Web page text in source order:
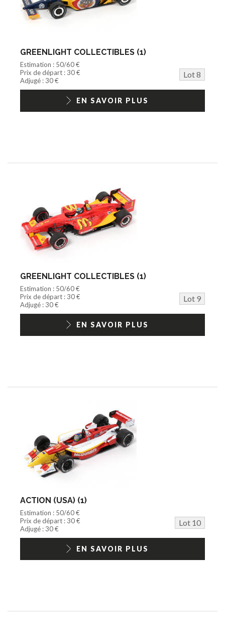
GREENLIGHT COLLECTIBLES (1)
Estimation : 50/60 €
Prix de départ : 30 €
Lot 8
Adjugé : 30 €
EN SAVOIR PLUS
GREENLIGHT COLLECTIBLES (1)
Estimation : 50/60 €
Prix de départ : 30 €
Lot 9
Adjugé : 30 €
EN SAVOIR PLUS
ACTION (USA) (1)
Estimation : 50/60 €
Prix de départ : 30 €
Lot 10
Adjugé : 30 €
EN SAVOIR PLUS